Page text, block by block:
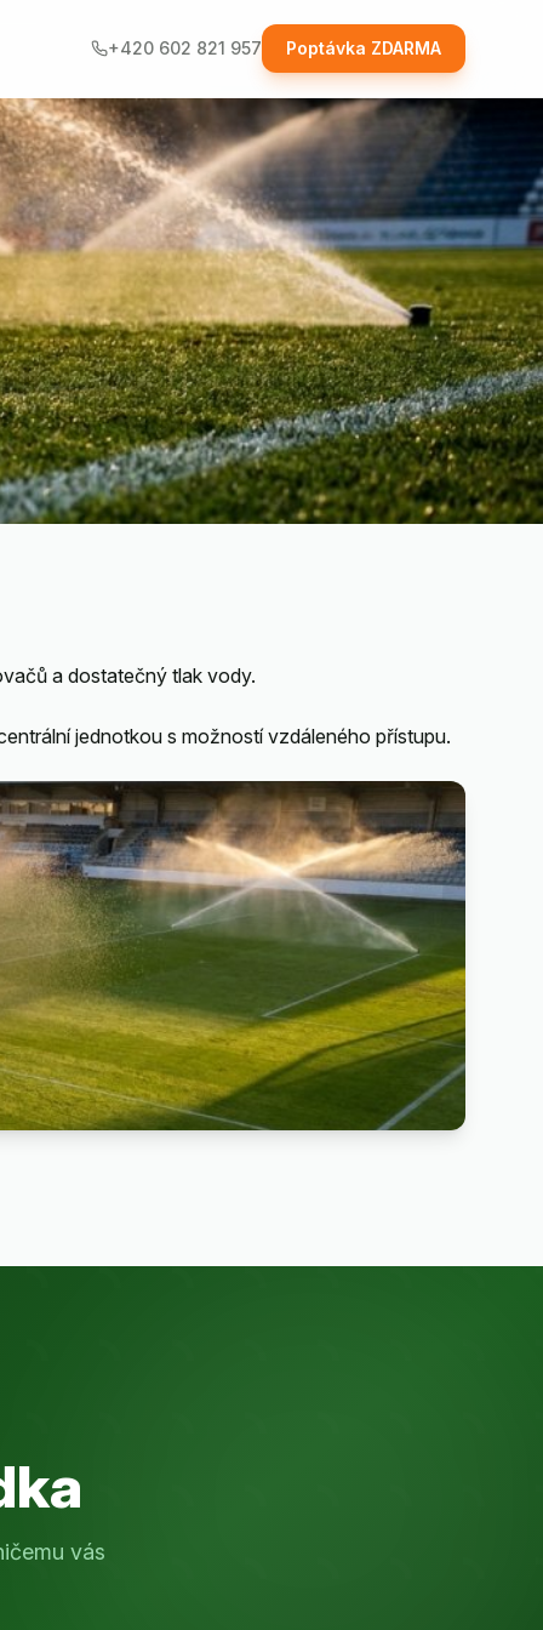
+420 602 821 957 Poptávka ZDARMA
a dostatečný tlak vody.
jednotkou s možností vzdáleného přístupu.
vás